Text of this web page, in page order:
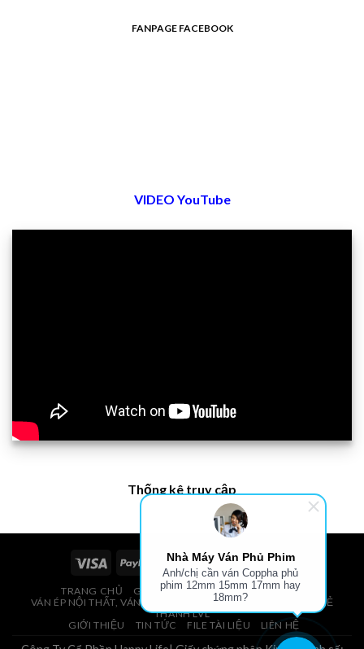
FANPAGE FACEBOOK
VIDEO YouTube
Thống kê truy cập
TRANG CHỦ
GIÁ VÁN PHỦ PHIM, VÁN COPPHA
VÁN ÉP NỘI THẤT, VÁN ÉP BAO BÌ, VÁN SOFA, PALLETS, VÁN SẺ
THANH LVL
GIỚI THIỆU
TIN TỨC FILE TÀI LIỆU LIÊN HỆ
Nhà Máy Ván Phủ Phim
Anh/chị cần ván Coppha phủ
phim 12mm 15mm 17mm hay
18mm?